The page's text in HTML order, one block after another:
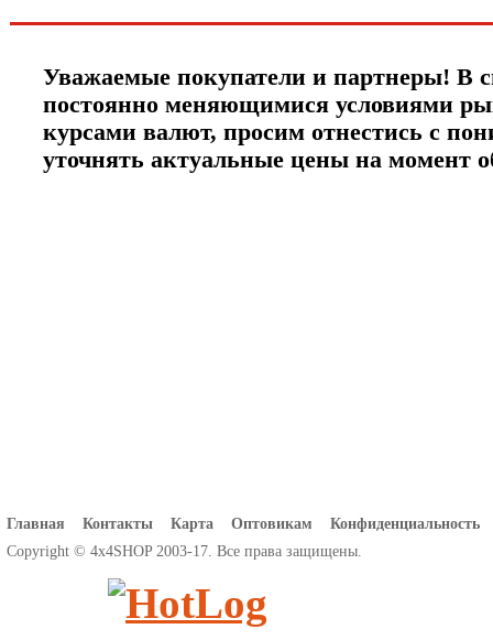
Уважаемые покупатели и партнеры! В
постоянно меняющимися условиями
курсами валют, просим отнестись с
уточнять актуальные цены на момент
Главная Контакты Карта Оптовикам
Конфиденциальность
Copyright © 4x4SHOP 2003-17. Все права защищены.